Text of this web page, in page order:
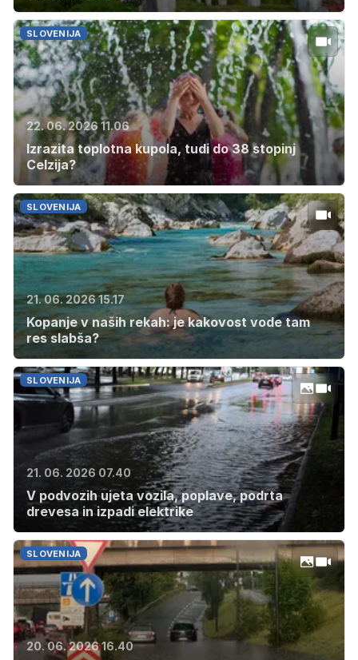
SLOVENIJA
22. 06. 2026 11.06
Izrazita toplotna kupola, tudi do 38 stopinj
Celzija?
SLOVENIJA
21. 06. 2026 15.17
Kopanje v naših rekah: je kakovost vode tam
res slabša?
SLOVENIJA
21. 06. 2026 07.40
V podvozih ujeta vozila, poplave, podrta
drevesa in izpadi elektrike
SLOVENIJA
20. 06. 2026 16.40